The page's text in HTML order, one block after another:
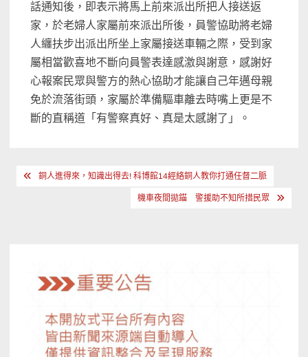
話通知後，即表示將馬上前來派出所把人接送返
家，於老婦人家屬前來派出所後，員警協助將老婦
人纏扶步出派出所坐上家屬接送車輛之際，受到家
屬相當歡喜地不斷向員警表達感激與謝意，感謝好
心報案民眾與警方的熱心協助才能讓自己年邁母親
免於流落街頭，家屬於準備驅車離去時嘴上更是不
斷的直稱道「有警察真好、真是太感謝了」。
文 銅人進得來，知識出得去! 科博館14經絡銅人教你打通任督二脈
機車夜間拋錨 警援助不知所措民眾